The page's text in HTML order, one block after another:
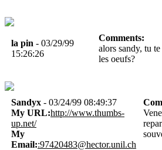
la pin - 03/29/99
15:26:26
Comments:
alors sandy, tu
les oeufs?
Sandyx - 03/24/99 08:49:37
My URL:http://www.thumbs-
up.net/
My
Email::97420483@hector.unil.ch